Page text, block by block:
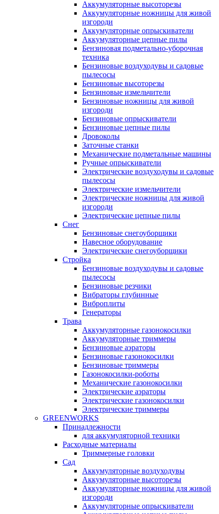
Аккумуляторные высоторезы
Аккумуляторные ножницы для живой
изгороди
Аккумуляторные опрыскиватели
Аккумуляторные цепные пилы
Бензиновая подметально-уборочная
техника
Бензиновые воздуходувы и садовые
пылесосы
Бензиновые высоторезы
Бензиновые измельчители
Бензиновые ножницы для живой
изгороди
Бензиновые опрыскиватели
Бензиновые цепные пилы
Дровоколы
Заточные станки
Механические подметальные машины
Ручные опрыскиватели
Электрические воздуходувы и садовые
пылесосы
Электрические измельчители
Электрические ножницы для живой
изгороди
Электрические цепные пилы
Снег
Бензиновые снегоуборщики
Навесное оборудование
Электрические снегоуборщики
Стройка
Бензиновые воздуходувы и садовые
пылесосы
Бензиновые резчики
Вибраторы глубинные
Виброплиты
Генераторы
Трава
Аккумуляторные газонокосилки
Аккумуляторные триммеры
Бензиновые аэраторы
Бензиновые газонокосилки
Бензиновые триммеры
Газонокосилки-роботы
Механические газонокосилки
Электрические аэраторы
Электрические газонокосилки
Электрические триммеры
GREENWORKS
Принадлежности
для аккумуляторной техники
Расходные материалы
Триммерные головки
Сад
Аккумуляторные воздуходувы
Аккумуляторные высоторезы
Аккумуляторные ножницы для живой
изгороди
Аккумуляторные опрыскиватели